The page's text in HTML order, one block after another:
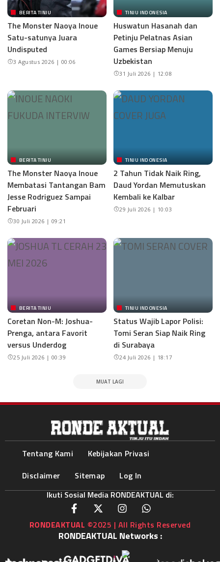
BERITA TINJU
The Monster Naoya Inoue
Satu-satunya Juara
Undisputed
3 Agustus 2026 | 00:06
TINJU INDONESIA
Huswatun Hasanah dan
Petinju Pelatnas Asian
Games Bersiap Menuju
Uzbekistan
31 Juli 2026 | 12:08
BERITA TINJU
The Monster Naoya Inoue
Membatasi Tantangan Bam
Jesse Rodriguez Sampai
Februari
30 Juli 2026 | 09:21
TINJU INDONESIA
2 Tahun Tidak Naik Ring,
Daud Yordan Memutuskan
Kembali ke Kalbar
29 Juli 2026 | 10:03
BERITA TINJU
Coretan Non-M: Joshua-
Prenga, antara Favorit
versus Underdog
25 Juli 2026 | 00:39
TINJU INDONESIA
Status Wajib Lapor Polisi:
Tomi Seran Siap Naik Ring
di Surabaya
24 Juli 2026 | 18:17
MUAT LAGI
Tentang Kami
Kebijakan Privasi
Disclaimer
Sitemap
Log In
Ikuti Sosial Media RONDEAKTUAL di:
RONDEAKTUAL ©2025 | All Rights Reserved
RONDEAKTUAL Networks :